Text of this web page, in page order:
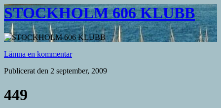
STOCKHOLM 606 KLUBB
Lämna en kommentar
Publicerat den 2 september, 2009
449